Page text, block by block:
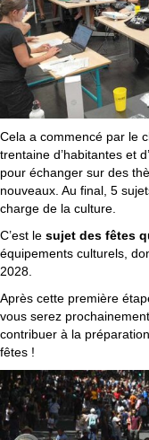
Cela a commencé par le
trentaine d’habitantes et
pour échanger sur des
nouveaux. Au final, 5
charge de la culture.
C’est le sujet des fêtes
équipements culturels,
2028.
Après cette première
vous serez
contribuer à la
fêtes !